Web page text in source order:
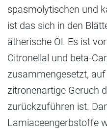
spasmolytischen und
ist das sich in den
ätherische Öl. Es ist
Citronellal und beta-​
zusammengesetzt,
zitronenartige Geruch
zurückzuführen ist.
Lamiaceengerbstoffe